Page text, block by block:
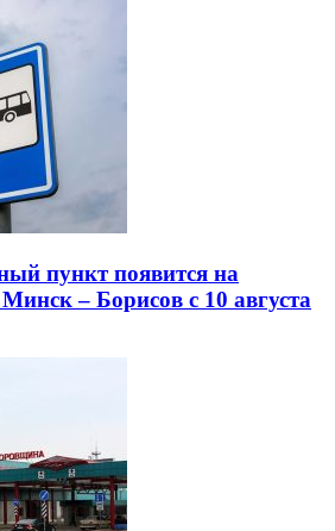
пункт появится на
– Борисов с 10 августа